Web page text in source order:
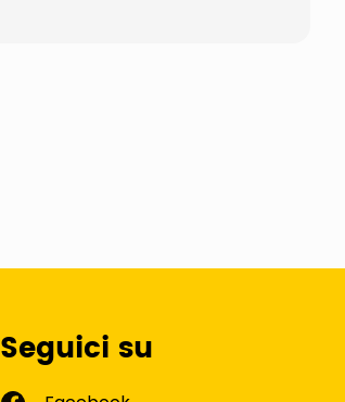
Seguici su